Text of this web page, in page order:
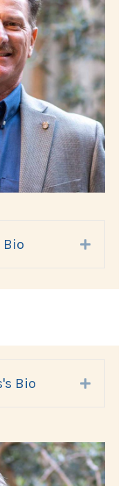
Bio Expand
Bio Expand